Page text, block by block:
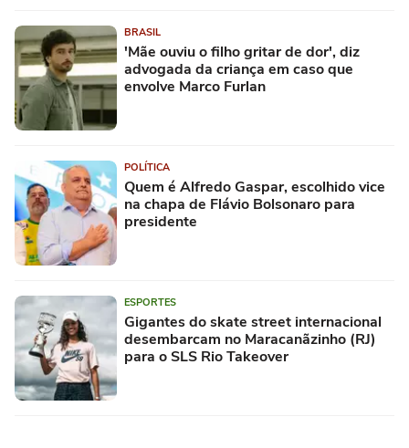
BRASIL
'Mãe ouviu o filho gritar de dor', diz
advogada da criança em caso que
envolve Marco Furlan
POLÍTICA
Quem é Alfredo Gaspar, escolhido vice
na chapa de Flávio Bolsonaro para
presidente
ESPORTES
Gigantes do skate street internacional
desembarcam no Maracanãzinho (RJ)
para o SLS Rio Takeover